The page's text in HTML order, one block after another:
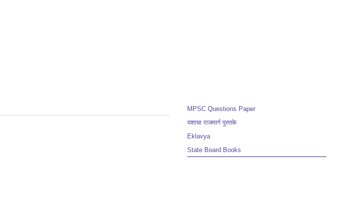
MPSC Questions Paper
यशाचा राजमार्ग पुस्तके
Eklavya
State Board Books